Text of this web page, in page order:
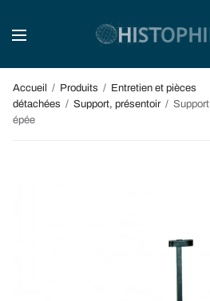
Accueil / Produits / Entretien et pièces
détachées / Support, présentoir / Support
épée